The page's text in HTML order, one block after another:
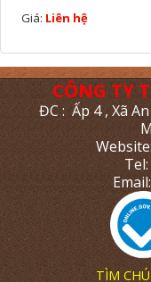
Giá: Liên hệ
CÔNG TY
ĐC : Ấp 4 , Xã
TÌM